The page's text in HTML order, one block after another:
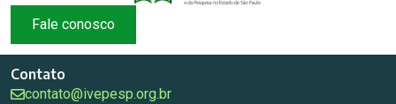
Fale conosco
Contato
contato@ivepesp.org.br